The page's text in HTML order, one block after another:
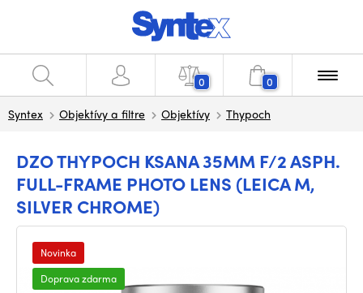
0 0
Syntex Objektívy a filtre Objektívy Thypoch
DZO THYPOCH KSANA 35MM F/2 ASPH.
FULL-FRAME PHOTO LENS (LEICA M,
SILVER CHROME)
Novinka
Doprava zdarma